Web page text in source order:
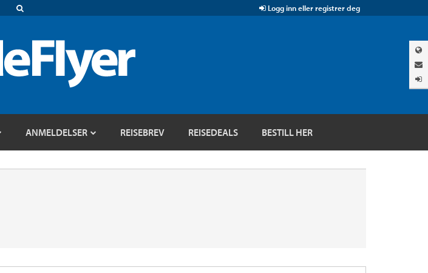
Logg inn eller registrer deg
ANMELDELSER REISEBREV REISEDEALS BESTILL HER